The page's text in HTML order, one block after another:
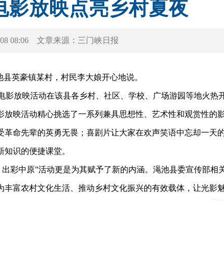
影放映点亮乡村夏夜
08:06 文章来源： 三门峡日报
英豪镇某村，村民李大娘开心地说。
放映活动在该县各乡村、社区、学校、广场游园等地火热
映活动精心挑选了一系列兼具思想性、艺术性和观赏性的
命先辈的英勇无畏；喜剧片让大家在欢声笑语中忘却一天
识的便捷课堂。
中原”活动更是为其赋予了新的内涵。渑池县委宣传部相
富农村文化生活、推动乡村文化振兴的有效载体，让光影